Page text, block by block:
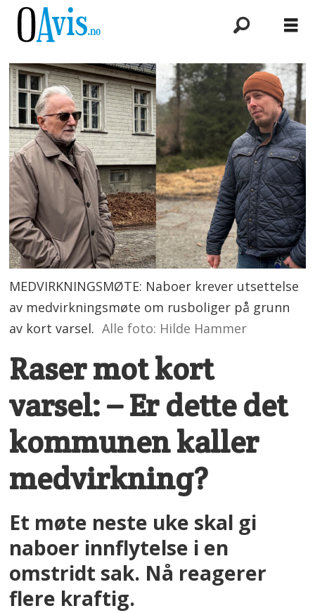
MEDVIRKNINGSMØTE: Naboer krever utsettelse
av medvirkningsmøte om rusboliger på grunn
av kort varsel. Alle foto: Hilde Hammer
Raser mot kort
varsel: – Er dette det
kommunen kaller
medvirkning?
Et møte neste uke skal gi
naboer innflytelse i en
omstridt sak. Nå reagerer
flere kraftig.